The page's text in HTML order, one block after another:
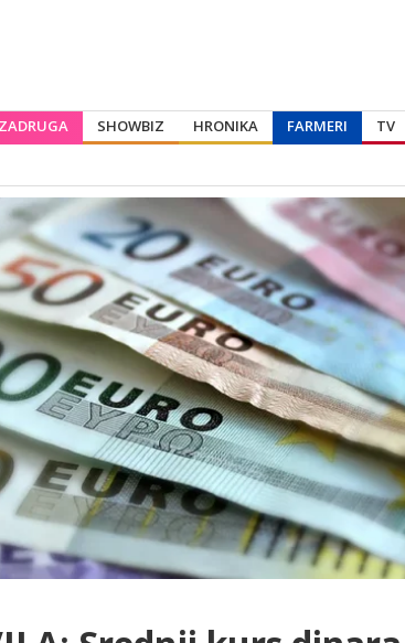
ZADRUGA SHOWBIZ HRONIKA FARMERI TV